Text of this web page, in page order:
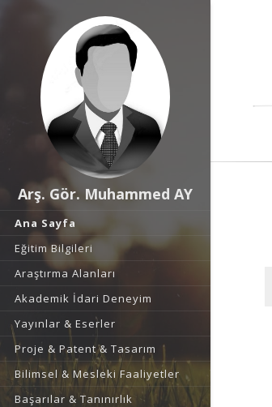
Arş. Gör. Muhammed AY
Ana Sayfa
Eğitim Bilgileri
Araştırma Alanları
Akademik İdari Deneyim
Yayınlar & Eserler
Proje & Patent & Tasarım
Bilimsel & Mesleki Faaliyetler
Başarılar & Tanınırlık